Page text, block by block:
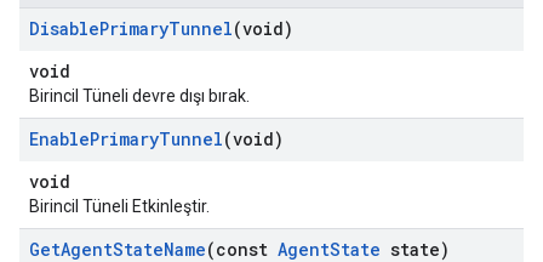
DisablePrimaryTunnel(void)
void
Birincil Tüneli devre dışı bırak.
EnablePrimaryTunnel(void)
void
Birincil Tüneli Etkinleştir.
GetAgentStateName(const AgentState state)